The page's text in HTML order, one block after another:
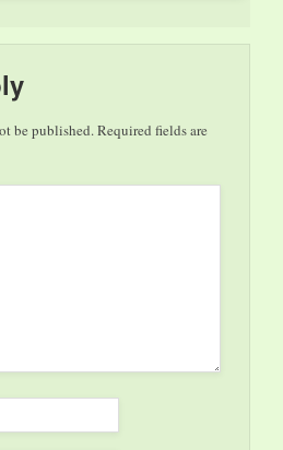
be published.Required fields are